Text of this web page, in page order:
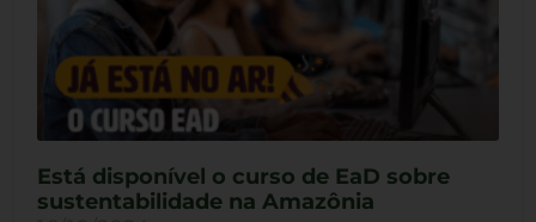
Está disponível o curso de EaD sobre
sustentabilidade na Amazônia